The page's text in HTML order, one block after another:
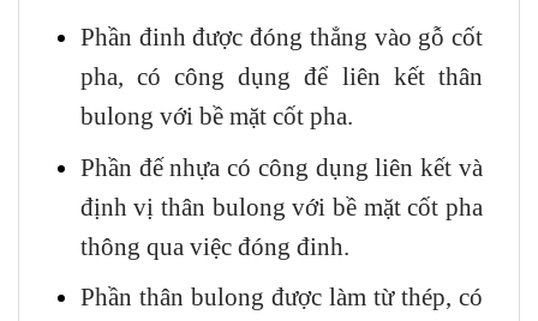
Phần đinh được đóng thẳng vào gỗ cốt
pha, có công dụng để liên kết thân
bulong với bề mặt cốt pha.
Phần đế nhựa có công dụng liên kết và
định vị thân bulong với bề mặt cốt pha
thông qua việc đóng đinh.
Phần thân bulong được làm từ thép, có